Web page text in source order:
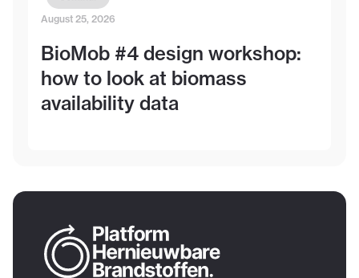
August 25, 2026
BioMob #4 design workshop:
how to look at biomass
availability data